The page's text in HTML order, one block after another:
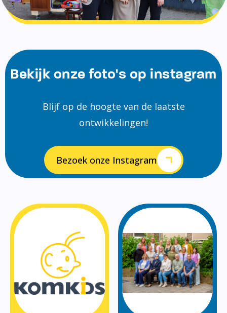
Bekijk onze foto's op instagram
Blijf op de hoogte van de laatste
ontwikkelingen!
Bezoek onze Instagram